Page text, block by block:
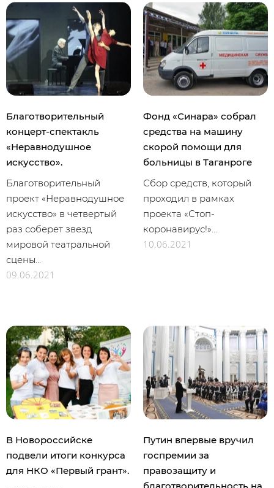
Благотворительный
концерт-спектакль
«Неравнодушное
искусство».
Благотворительный
проект «Неравнодушное
искусство» в четвертый
раз соберет звезд
мировой театральной
сцены...
09.06.2021
Фонд «Синара» собрал
средства на машину
скорой помощи для
больницы в Таганроге
Сбор средств, который
проходил в рамках
проекта «Стоп-
коронавирус!»...
10.06.2021
В Новороссийске
подвели итоги конкурса
для НКО «Первый грант».
Путин впервые вручил
госпремии за
правозащиту и